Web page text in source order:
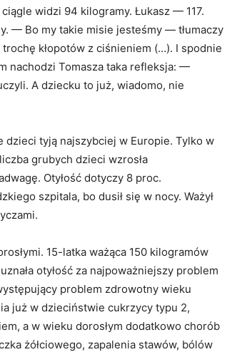
widzi 94 kilogramy. Łukasz — 117.
— Bo my takie misie jesteśmy — tłumaczy
kłopotów z ciśnieniem (…). I spodnie
nachodzi Tomasza taka refleksja: —
A dziecku to już, wiadomo, nie
tyją najszybciej w Europie. Tylko w
grubych dzieci wzrosła
Otyłość dotyczy 8 proc.
szpitala, bo dusił się w nocy. Ważył
15-latka ważąca 150 kilogramów
otyłość za najpoważniejszy problem
problem zdrowotny wieku
już w dzieciństwie cukrzycy typu 2,
a w wieku dorosłym dodatkowo chorób
żółciowego, zapalenia stawów, bólów